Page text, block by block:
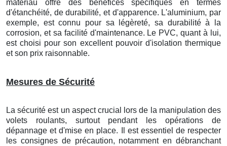
matériau offre des bénéfices spécifiques en termes
d'étanchéité, de durabilité, et d'apparence. L'aluminium, par
exemple, est connu pour sa légèreté, sa durabilité à la
corrosion, et sa facilité d'maintenance. Le PVC, quant à lui,
est choisi pour son excellent pouvoir d'isolation thermique
et son prix raisonnable.
Mesures de Sécurité
La sécurité est un aspect crucial lors de la manipulation des
volets roulants, surtout pendant les opérations de
dépannage et d'mise en place. Il est essentiel de respecter
les consignes de précaution, notamment en débranchant